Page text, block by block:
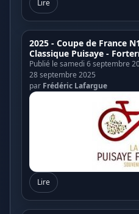
Lire
2025 - Coupe de France
Classique Puisaye -
Publié le samedi 6 septembre
28 septembre 2025
par Frédéric Lafargue
Lire